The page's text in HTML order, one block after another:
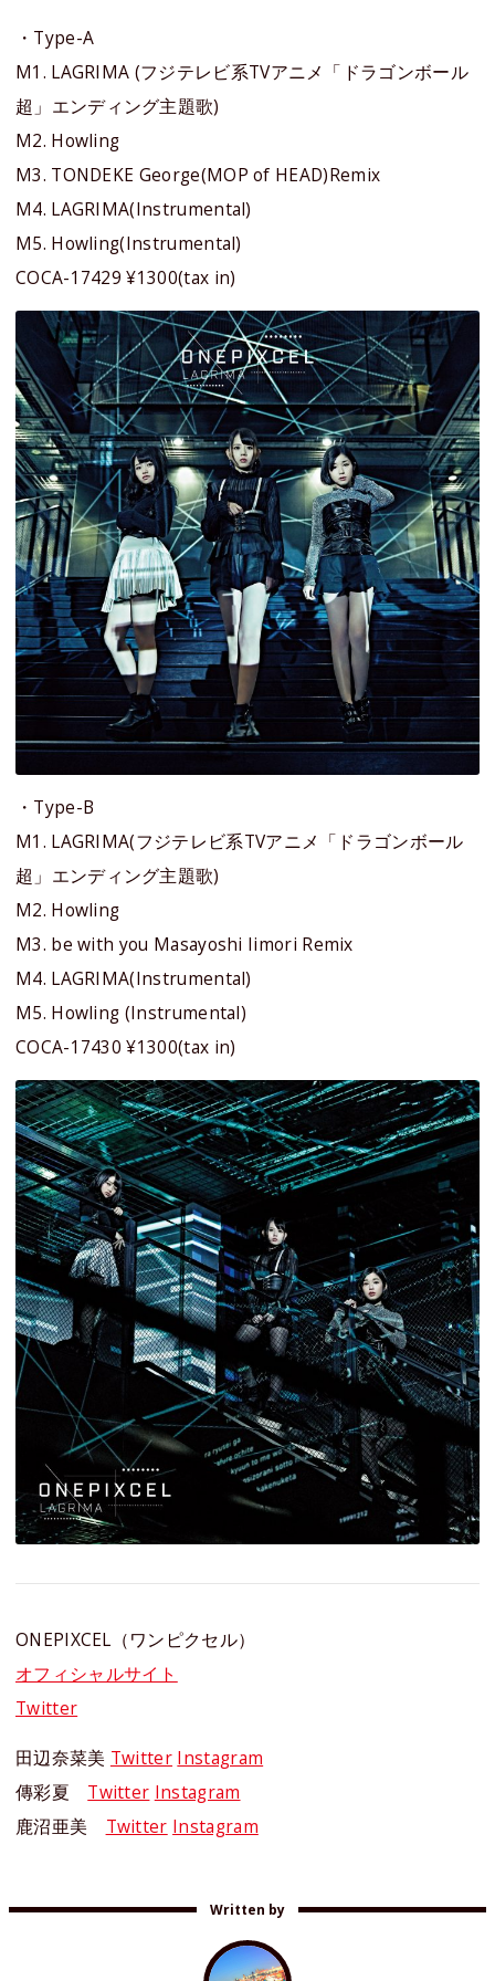
・Type-A
M1. LAGRIMA (フジテレビ系TVアニメ「ドラゴンボール
超」エンディング主題歌)
M2. Howling
M3. TONDEKE George(MOP of HEAD)Remix
M4. LAGRIMA(Instrumental)
M5. Howling(Instrumental)
COCA-17429 ¥1300(tax in)
・Type-B
M1. LAGRIMA(フジテレビ系TVアニメ「ドラゴンボール
超」エンディング主題歌)
M2. Howling
M3. be with you Masayoshi Iimori Remix
M4. LAGRIMA(Instrumental)
M5. Howling (Instrumental)
COCA-17430 ¥1300(tax in)
ONEPIXCEL（ワンピクセル）
オフィシャルサイト
Twitter
田辺奈菜美 Twitter Instagram
傳彩夏 Twitter Instagram
鹿沼亜美 Twitter Instagram
Written by